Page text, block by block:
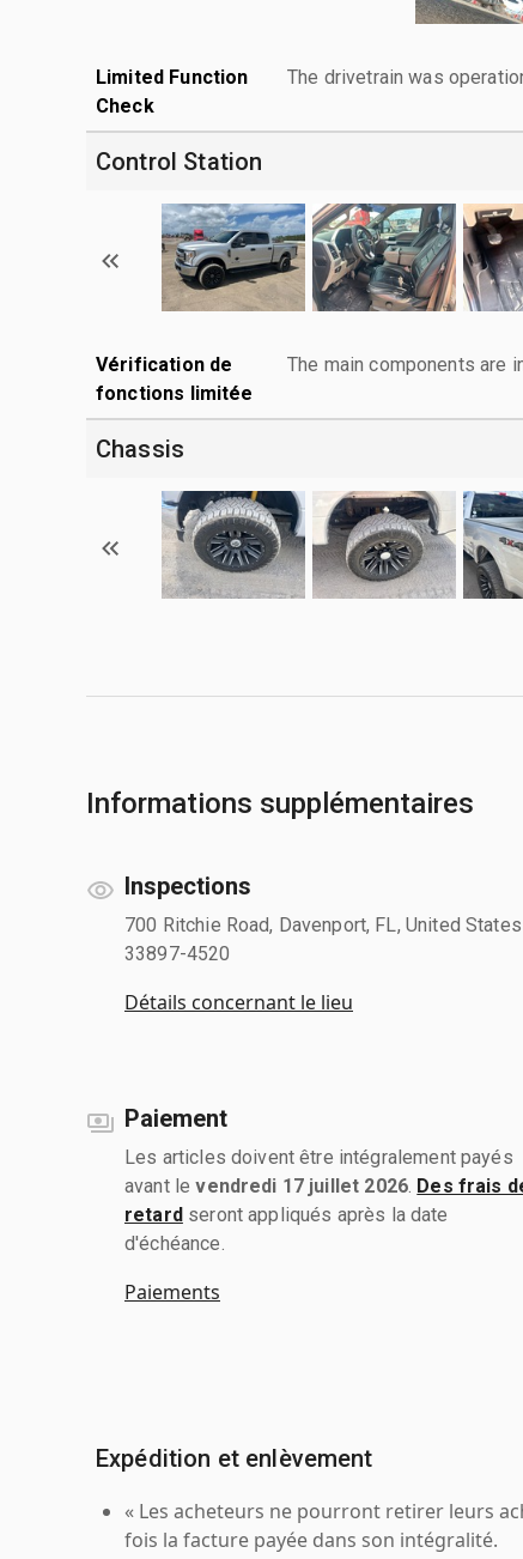
Limited Function
Check
The drivetrain was
Control Station
Vérification de
fonctions limitée
The main components are
Chassis
Informations supplémentaires
Inspections
700 Ritchie Road, Davenport, FL, United States
33897-4520
Détails concernant le lieu
Paiement
Les articles doivent être intégralement payés
avant levendredi 17 juillet 2026. Des frais
retardseront appliqués après la date
d'échéance.
Paiements
Expédition et enlèvement
« Les acheteurs ne pourront retirer leurs
fois la facture payée dans son intégralité.